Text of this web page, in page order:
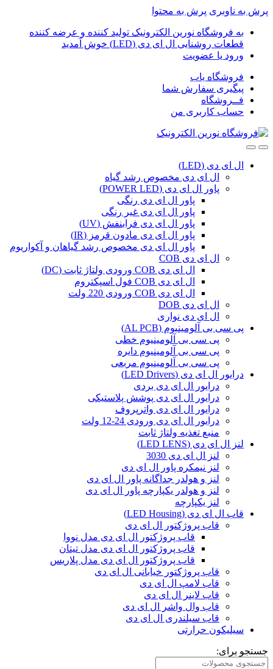
پرش به ناوبری پرش به محتوا
به فروشگاه نورین الکترونیک تولید کننده و عرضه کننده
قطعات روشنایی ال ای دی (LED) خوش آمدید
ورود یا عضویت
فروشگاه یاب
پیگیری سفارش شما
فــروشگاه
حساب کاربری من
ال ای دی (LED)
ال ای دی مخصوص رشد گیاه
پاور ال ای دی (POWER LED)
پاور ال ای دی رنگی
پاور ال ای دی غیر رنگی
پاور ال ای دی فرابنفش (UV)
پاور ال ای دی مادون قرمز (IR)
پاور ال ای دی مخصوص رشد گیاهان و آکواریوم
ال ای دی COB
ال ای دی COB ورودی ولتاژ ثابت (DC)
ال ای دی COB فول اسپکتروم
ال ای دی COB ورودی 220 ولت
ال ای دی DOB
ال ای دی نواری
پی سی بی آلومینیوم (AL PCB)
پی سی بی آلومینیوم خطی
پی سی بی آلومینیوم دایره
پی سی بی آلومینیوم مربعی
درایور ال ای دی (LED Drivers)
درایور ال ای دی بردی
درایور ال ای دی پوشش پلاستیکی
درایور ال ای دی واترپروف
درایور ال ای دی ورودی 24-12 ولت
منبع تغذیه ولتاژ ثابت
لنز ال ای دی (LED LENS)
لنز ال ای دی 3030
لنز نیمکره پاور ال ای دی
لنز و هولدر جداگانه پاور ال ای دی
لنز و هولدر یکپارچه پاور ال ای دی
لنز یکپارچه
قاب ال ای دی (LED Housing)
قاب پروژکتور ال ای دی
قاب پروژکتور ال ای دی مدل نووا
قاب پروژکتور ال ای دی مدل تیتان
قاب پروژکتور ال ای دی مدل پلاریس
قاب پروژکتور خیابانی ال ای دی
قاب لامپ ال ای دی
قاب لاینر ال ای دی
قاب وال واشر ال ای دی
قاب سیلندری ال ای دی
سیلیکون حرارتی
جستجو برای: